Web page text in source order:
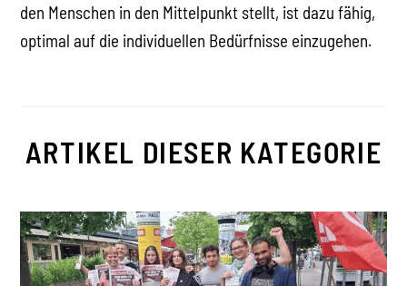
den Menschen in den Mittelpunkt stellt, ist dazu fähig,
optimal auf die individuellen Bedürfnisse einzugehen.
ARTIKEL DIESER KATEGORIE